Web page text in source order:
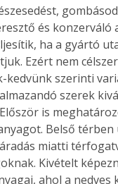
és konzerváló
ha a gyártó
Ezért nem
szerinti
szerek
is
Belső térben
miatti
Kivételt
ahol a